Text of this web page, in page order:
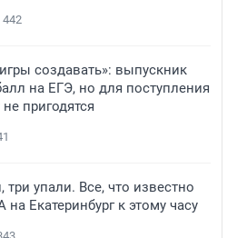
442
создавать»: выпускник
на ЕГЭ, но для поступления
пригодятся
три упали. Все, что известно
Екатеринбург к этому часу